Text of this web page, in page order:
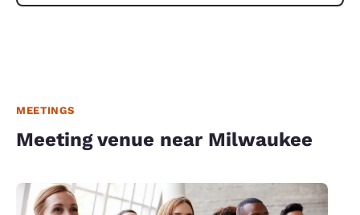
MEETINGS
Meeting venue near Milwaukee